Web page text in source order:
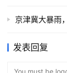
京津冀大暴雨
发表回复